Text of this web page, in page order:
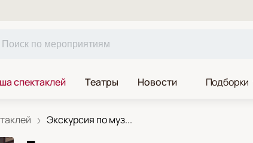
спектаклей Театры Новости Подборки
Экскурсия по муз...